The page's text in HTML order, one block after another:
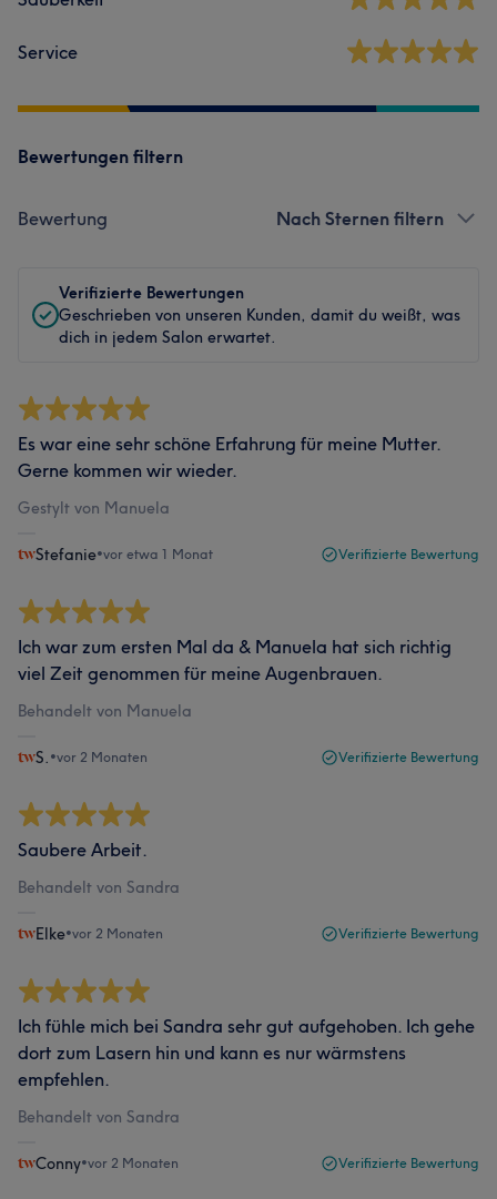
Service
Bewertungen filtern
Bewertung Nach Sternen filtern
Verifizierte Bewertungen
Geschrieben von unseren Kunden, damit du weißt, was
dich in jedem Salon erwartet.
Es war eine sehr schöne Erfahrung für meine Mutter.
Gerne kommen wir wieder.
Gestylt von Manuela
Stefanie•vor etwa 1 Monat Verifizierte Bewertung
Ich war zum ersten Mal da & Manuela hat sich richtig
viel Zeit genommen für meine Augenbrauen.
Behandelt von Manuela
S. •vor 2 Monaten Verifizierte Bewertung
Saubere Arbeit.
Behandelt von Sandra
Elke•vor 2 Monaten Verifizierte Bewertung
Ich fühle mich bei Sandra sehr gut aufgehoben. Ich gehe
dort zum Lasern hin und kann es nur wärmstens
empfehlen.
Behandelt von Sandra
Conny•vor 2 Monaten Verifizierte Bewertung